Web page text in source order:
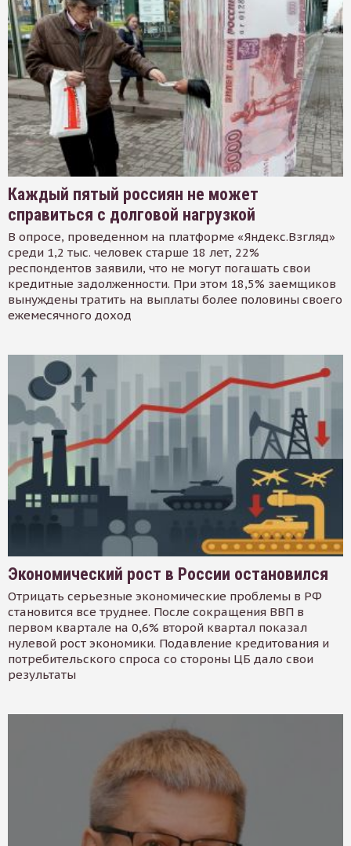
Каждый пятый россиян не может
справиться с долговой нагрузкой
В опросе, проведенном на платформе «Яндекс.Взгляд»
среди 1,2 тыс. человек старше 18 лет, 22%
респондентов заявили, что не могут погашать свои
кредитные задолженности. При этом 18,5% заемщиков
вынуждены тратить на выплаты более половины своего
ежемесячного доход
Экономический рост в России остановился
Отрицать серьезные экономические проблемы в РФ
становится все труднее. После сокращения ВВП в
первом квартале на 0,6% второй квартал показал
нулевой рост экономики. Подавление кредитования и
потребительского спроса со стороны ЦБ дало свои
результаты